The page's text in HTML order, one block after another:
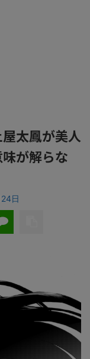
太鳳が美人
が解らな
日